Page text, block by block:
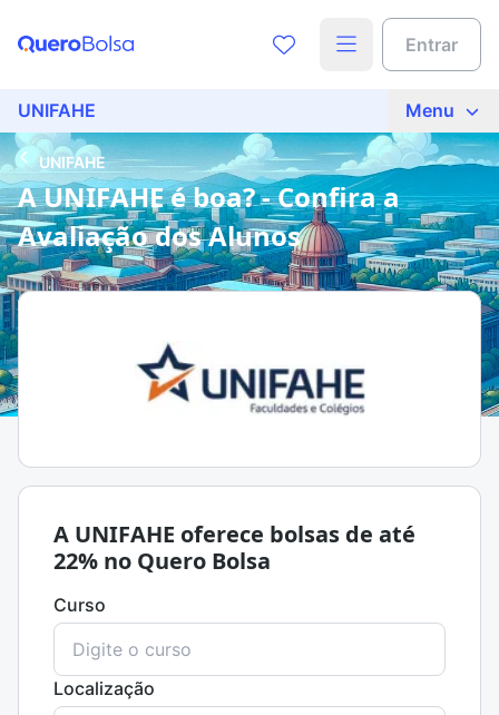
Entrar
UNIFAHE Menu
UNIFAHE
A UNIFAHE é boa? - Confira a
Avaliação dos Alunos
A UNIFAHE oferece bolsas de até
22% no Quero Bolsa
Curso
Localização